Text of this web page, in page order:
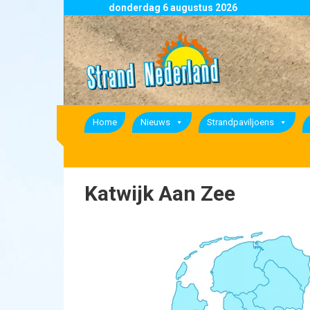
to
content
donderdag 6 augustus 2026
Strand
Nederland
overzicht
alle
strandpaviljoens
strandtenten
en
in
Home Nieuws Strandpaviljoens
Katwijk Aan Zee